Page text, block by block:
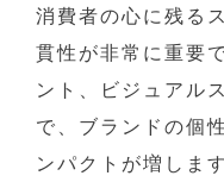
消費者の心に残る
貫性が非常に重要
ント、ビジュアル
で、ブランドの個
ンパクトが増しま